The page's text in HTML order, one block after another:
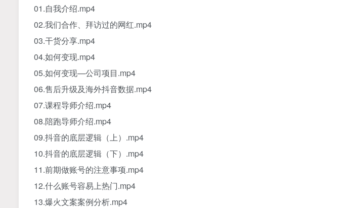
01.自我介绍.mp4
02.我们合作、拜访过的网红.mp4
03.干货分享.mp4
04.如何变现.mp4
05.如何变现—公司项目.mp4
06.售后升级及海外抖音数据.mp4
07.课程导师介绍.mp4
08.陪跑导师介绍.mp4
09.抖音的底层逻辑（上）.mp4
10.抖音的底层逻辑（下）.mp4
11.前期做账号的注意事项.mp4
12.什么账号容易上热门.mp4
13.爆火文案案例分析.mp4